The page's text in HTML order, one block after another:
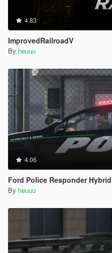
4.83
ImprovedRailroadV
By heuuu
4.06
Ford Police Responder
By heuuu